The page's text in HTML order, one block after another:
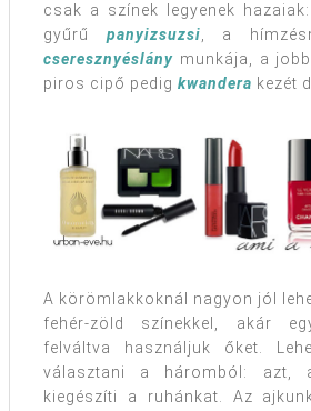
csak a színek legyenek
gyűrű panyizsuzsi, a
cseresznyéslány munkája, a
piros cipő pedig kwandera kezét
A körömlakkoknál nagyon jól
fehér-zöld színekkel, akár
felváltva használjuk őket.
választani a háromból: azt,
kiegészíti a ruhánkat. Az